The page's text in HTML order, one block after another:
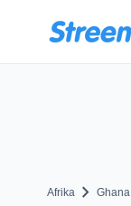
Afrika chevron_right Ghana